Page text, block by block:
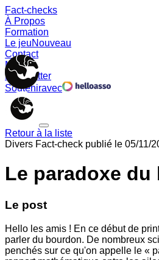
Fact-checks
À Propos
Formation
Le jeuNouveau
Contact
Memes
Newsletter
Souteniravec
Retour à la liste
Divers Fact-check publié le 05/11/
Le paradoxe du
Le post
Hello les amis ! En ce début de
parler du bourdon. De nombreux
penchés sur ce qu'on appelle le «